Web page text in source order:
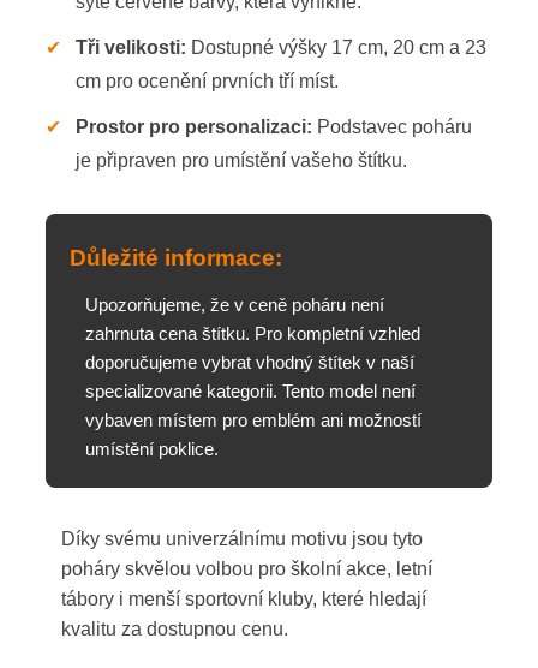
✔ Tři velikosti: Dostupné výšky 17 cm, 20 cm a 23
cm pro ocenění prvních tří míst.
✔ Prostor pro personalizaci: Podstavec poháru
je připraven pro umístění vašeho štítku.
Důležité informace:
Upozorňujeme, že v ceně poháru není
zahrnuta cena štítku. Pro kompletní vzhled
doporučujeme vybrat vhodný štítek v naší
specializované kategorii. Tento model není
vybaven místem pro emblém ani možností
umístění poklice.
Díky svému univerzálnímu motivu jsou tyto
poháry skvělou volbou pro školní akce, letní
tábory i menší sportovní kluby, které hledají
kvalitu za dostupnou cenu.